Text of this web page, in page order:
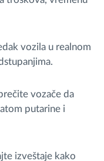
vozila u realnom
čite vozače da
putarine i
izveštaje kako